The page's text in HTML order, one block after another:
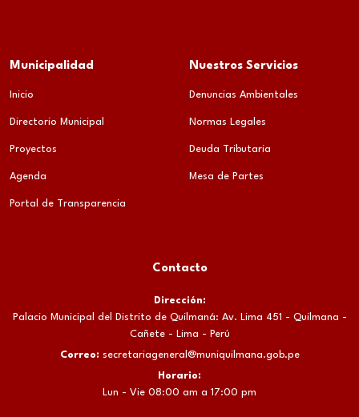
Municipalidad
Inicio
Directorio Municipal
Proyectos
Agenda
Portal de Transparencia
Nuestros Servicios
Denuncias Ambientales
Normas Legales
Deuda Tributaria
Mesa de Partes
Contacto
Dirección:
Palacio Municipal del Distrito de Quilmaná: Av. Lima 451 - Quilmana -
Cañete - Lima - Perú
Correo: secretariageneral@muniquilmana.gob.pe
Horario:
Lun - Vie 08:00 am a 17:00 pm